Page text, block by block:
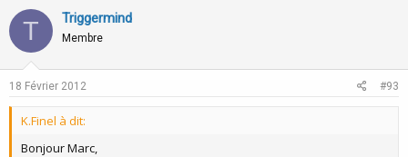
T Triggermind
Membre
18 Février 2012 #93
K.Finel à dit:
Bonjour Marc,